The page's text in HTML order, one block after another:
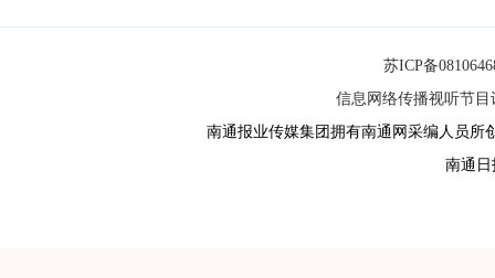
苏ICP备
信息网络传播视听节目
南通报业传媒集团拥有南通网采编人员所
南通日